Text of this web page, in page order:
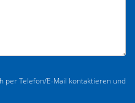
per Telefon/E-Mail kontaktieren und